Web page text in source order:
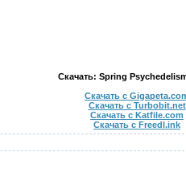
Скачать: Spring
Скачать с
Скачать с Turbobit.net
Скачать с Katfile.com
Скачать с Freedl.ink